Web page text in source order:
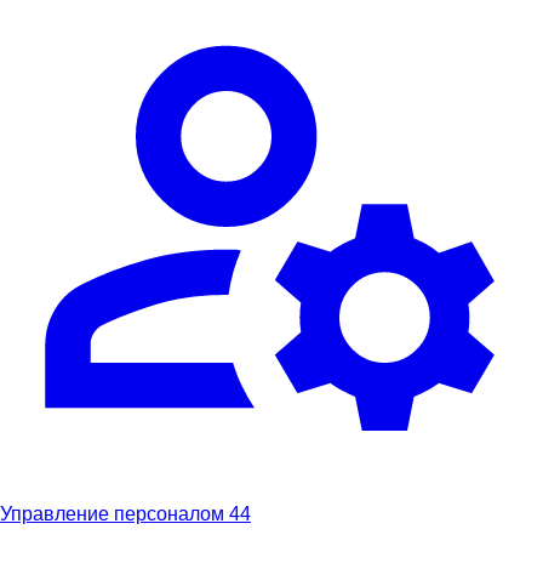
Управление персоналом 44